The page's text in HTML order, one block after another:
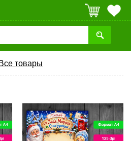
Все товары